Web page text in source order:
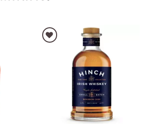
AJOUTER À LA LISTE D'ENVIES